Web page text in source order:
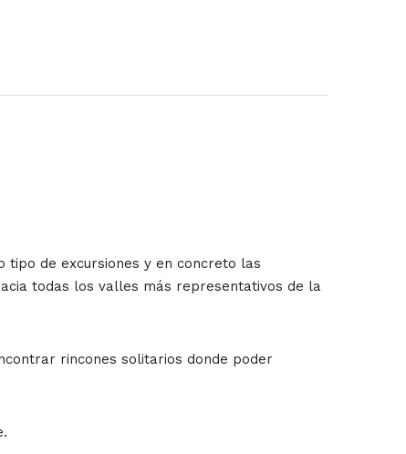
de excursiones y en concreto las
todas los valles más representativos de la
rincones solitarios donde poder